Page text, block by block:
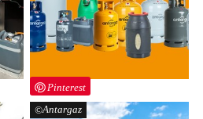
Pinterest
Antargaz